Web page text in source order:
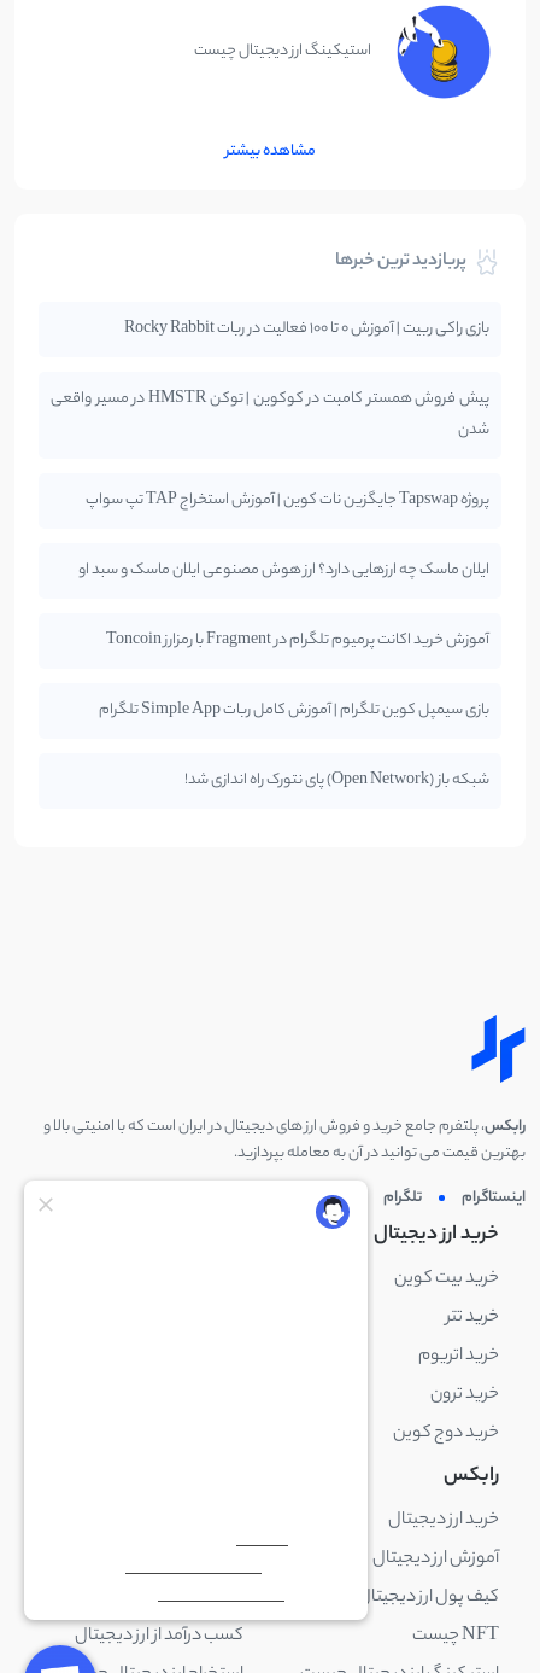
استیکینگ ارز دیجیتال چیست
مشاهده بیشتر
پربازدید ترین خبرها
بازی راکی ربیت | آموزش 0 تا 100 فعالیت در ربات Rocky Rabbit
پیش فروش همستر کامبت در کوکوین | توکن HMSTR در مسیر واقعی
شدن
پروژه Tapswap جایگزین نات کوین | آموزش استخراج TAP تپ سواپ
ایلان ماسک چه ارزهایی دارد؟ ارز هوش مصنوعی ایلان ماسک و سبد او
آموزش خرید اکانت پرمیوم تلگرام در Fragment با رمزارز Toncoin
بازی سیمپل کوین تلگرام | آموزش کامل ربات Simple App تلگرام
شبکه باز (Open Network) پای نتورک راه اندازی شد!
رابکس، پلتفرم جامع خرید و فروش ارز های دیجیتال در ایران است که با امنیتی بالا و
بهترین قیمت می توانید در آن به معامله بپردازید.
اینستاگرام
تلگرام توئیتر
خرید ارز دیجیتال
خرید بیت کوین
خرید تتر
خرید اتریوم
خرید ترون
خرید دوج کوین
رابکس
خرید ارز دیجیتال
آموزش ارز دیجیتال
کیف پول ارز دیجیتال چیست
NFT چیست
ترید چیست
کسب درآمد از ارز دیجیتال